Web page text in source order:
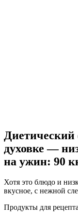
Диетический
духовке —
на ужин: 90
Хотя это блюдо и
вкусное, с нежной
Продукты для